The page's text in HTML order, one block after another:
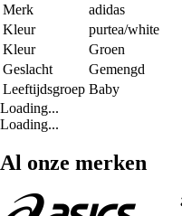
Merk
adidas
Kleur
purtea/white
Kleur
Groen
Geslacht
Gemengd
Leeftijdsgroep Baby
Loading...
Loading...
Al onze merken